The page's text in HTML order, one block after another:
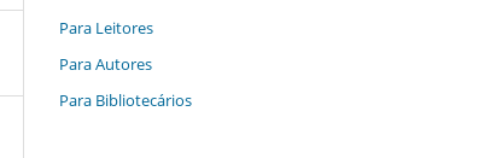
Para Leitores
Para Autores
Para Bibliotecários